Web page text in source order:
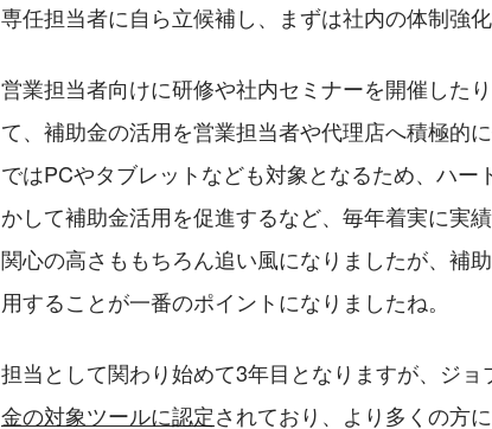
専任担当者に自ら立候補し、まずは社内の体制強化
営業担当者向けに研修や社内セミナーを開催した
て、補助金の活用を営業担当者や代理店へ積極的
ではPCやタブレットなども対象となるため、ハ
かして補助金活用を促進するなど、毎年着実に実
関心の高さももちろん追い風になりましたが、補
用することが一番のポイントになりましたね。
担当として関わり始めて3年目となりますが、ジョ
金の対象ツールに認定されており、より多くの方